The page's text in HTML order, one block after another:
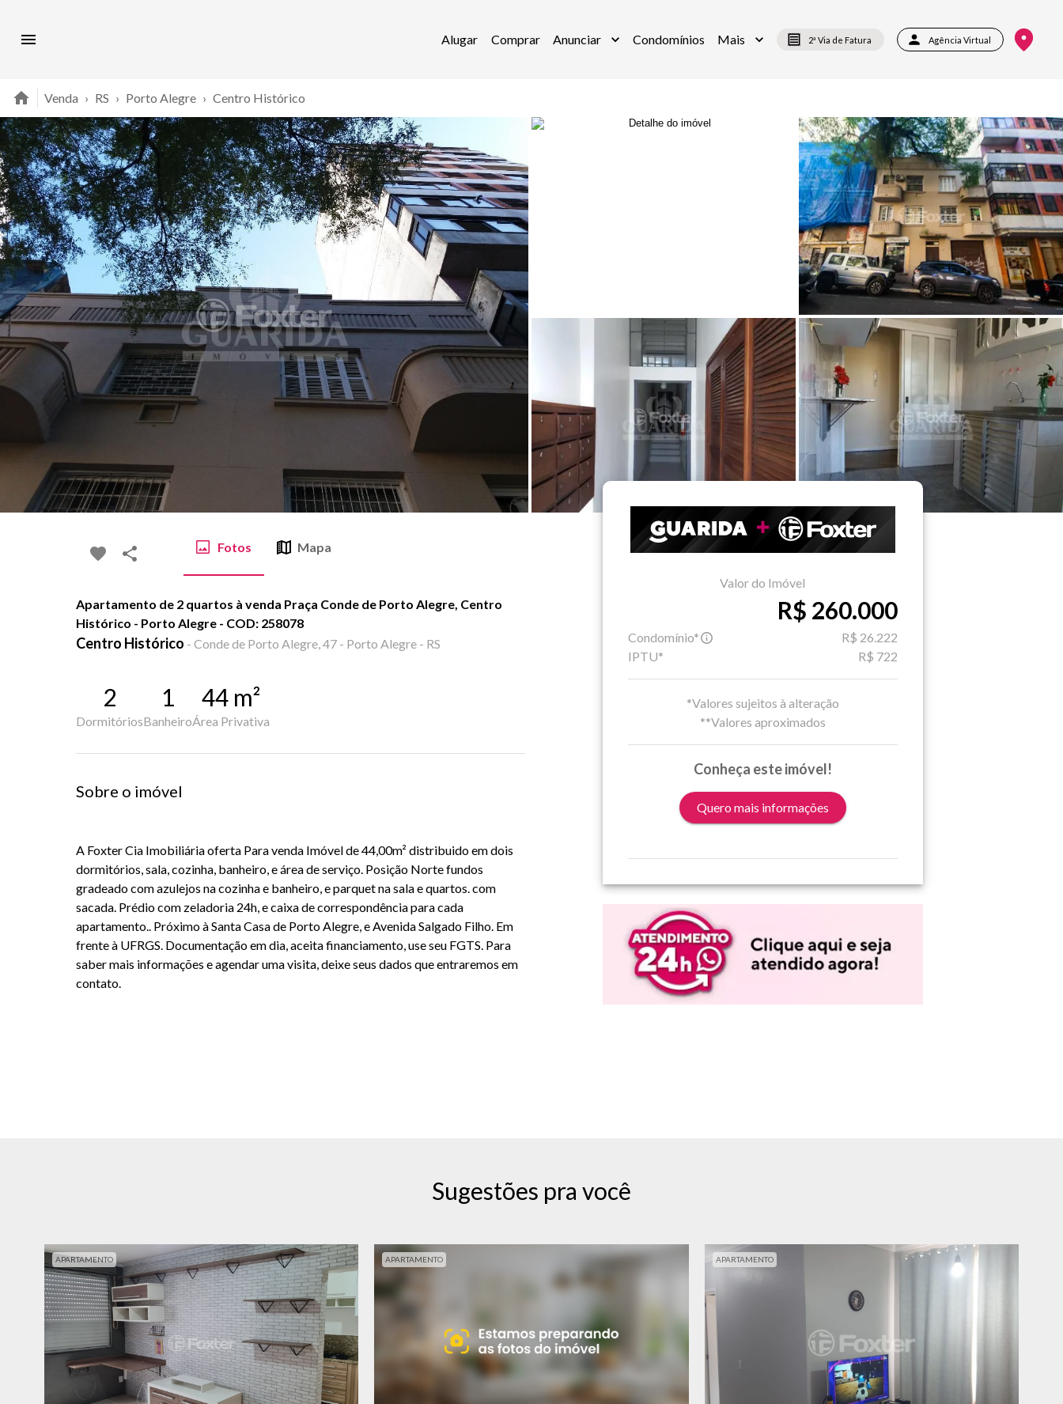
Alugar Comprar Anunciar Condomínios Mais 2ª Via de Fatura Agência Virtual
Venda › RS › Porto Alegre › Centro Histórico
Fotos Mapa
Apartamento de 2 quartos à venda Praça Conde de Porto Alegre, Centro
Histórico - Porto Alegre - COD: 258078
Centro Histórico - Conde de Porto Alegre, 47 - Porto Alegre - RS
2
Dormitórios
1
Banheiro
44 m²
Área Privativa
Sobre o imóvel
A Foxter Cia Imobiliária oferta Para venda Imóvel de 44,00m² distribuido em dois
dormitórios, sala, cozinha, banheiro, e área de serviço. Posição Norte fundos
gradeado com azulejos na cozinha e banheiro, e parquet na sala e quartos. com
sacada. Prédio com zeladoria 24h, e caixa de correspondência para cada
apartamento.. Próximo à Santa Casa de Porto Alegre, e Avenida Salgado Filho. Em
frente à UFRGS. Documentação em dia, aceita financiamento, use seu FGTS. Para
saber mais informações e agendar uma visita, deixe seus dados que entraremos em
contato.
Valor do Imóvel
R$ 260.000
Condomínio*
R$ 26.222
IPTU*
R$ 722
*Valores sujeitos à alteração
**Valores aproximados
Conheça este imóvel!
Quero mais informações
Sugestões pra você
APARTAMENTO APARTAMENTO APARTAMENTO